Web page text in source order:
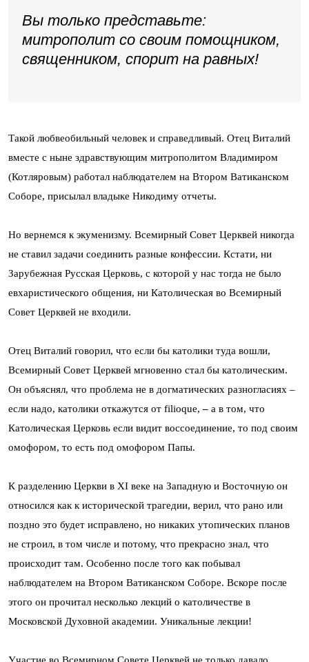
Вы только представьте:
митрополит со своим помощником,
священником, спорит на равных!
Такой любвеобильный человек и справедливый. Отец Виталий
вместе с ныне здравствующим митрополитом Владимиром
(Котляровым) работал наблюдателем на Втором Ватиканском
Соборе, присылал владыке Никодиму отчеты.
Но вернемся к экуменизму. Всемирный Совет Церквей никогда
не ставил задачи соединить разные конфессии. Кстати, ни
Зарубежная Русская Церковь, с которой у нас тогда не было
евхаристического общения, ни Католическая во Всемирный
Совет Церквей не входили.
Отец Виталий говорил, что если бы католики туда вошли,
Всемирный Совет Церквей мгновенно стал бы католическим.
Он объяснял, что проблема не в догматических разногласиях –
если надо, католики откажутся от filioque,– а в том, что
Католическая Церковь если видит воссоединение, то под своим
омофором, то есть под омофором Папы.
К разделению Церкви в XI веке на Западную и Восточную он
относился как к исторической трагедии, верил, что рано или
поздно это будет исправлено, но никаких утопических планов
не строил, в том числе и потому, что прекрасно знал, что
происходит там. Особенно после того как побывал
наблюдателем на Втором Ватиканском Соборе. Вскоре после
этого он прочитал несколько лекций о католичестве в
Московской Духовной академии. Уникальные лекции!
Участие во Всемирном Совете Церквей не только давало